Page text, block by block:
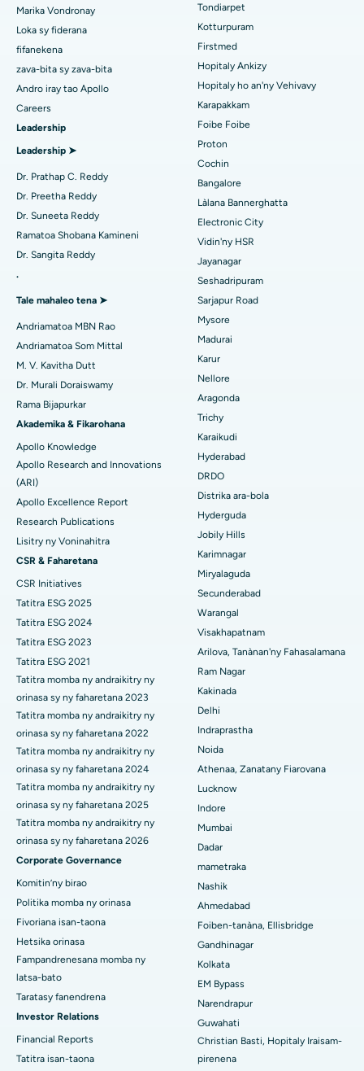
Tadiavo ny Pediatrika
Mitadiava mpitsabo hoditra
Mitadiava mpitsabo urolojika
Mitadiava mpitsabo diabeta
Mitadiava Dokotera mpitsabo aretim-
behivavy
Mitadiava Dokotera Jeneraly
Mitadiava Psikology
Mitadiava mpandidy ankapobeny
Foibe Fo Tsara Indrindra ao amin'ny Thousand Lights, Chennai
Hopitaly tsara indrindra ao Jubilee Hills, Hyderabad
Hopitaly tsara indrindra ao Tondiarpet, Chennai
Hopitaly tsara indrindra ao Kotturpuram, Chennai
Hopitaly tsara indrindra ao amin'ny Kovai Road, Karur
Hopitaly tsara indrindra ao Karapakkam, Chennai
Hopitaly tsara indrindra ao Arilova, Vizag
Hopitaly tsara indrindra ao amin'ny Lalana Kanpur, Lucknow
Hopitaly tsara indrindra ao amin'ny Sector-26, Noida
Hopitaly tsara indrindra ao Gandhinagar, Ahmedabad
Hopitaly tsara indrindra ao Aragonda, Andhra Pradesh
Hopitaly tsara indrindra ao amin'ny Bannerghatta Road,
Bangalore
Hopitaly tsara indrindra ao amin'ny Unit-15, Bhubaneswar
Hopitaly tsara indrindra ao amin'ny Seepat Road, Bilaspur
Hopitaly tsara indrindra ao Ellisbridge, Ahmedabad
Hopitaly tsara indrindra ao New Delhi
Hopitaly tsara indrindra ao amin'ny DRDO, Hyderabad
Hopitaly tsara indrindra ao amin'ny GS Road, Guwahati
Hopitaly tsara indrindra ao Hyderguda, Hyderabad
Hopitaly tsara indrindra ao Vijay Nagar, Indore
Hopitaly tsara indrindra ao amin'ny Suryaraopeta Main Road,
Kakinada
Hopitaly tsara indrindra ao amin'ny Canal Circular Road, Kolkata
Hopitaly tsara indrindra ao amin'ny CBD Belapur, Navi Mumbai
Hopitaly tsara indrindra ao Panchavati, Nashik
Hopitaly tsara indrindra ao Secunderabad, Hyderabad
Hopitaly tsara indrindra any Seshadripuram, Bangalore
Hopitaly tsara indrindra ao Waltair Main Road, Visakhapatnam
Hopitaly tsara indrindra ao amin'ny lalana Subhash Nagar,
Karimnagar
Hopitaly tsara indrindra any Managari, Karaikudi
Hopitaly tsara indrindra ao Arepally, Warangal
Hopitaly tsara indrindra ao amin'ny Arera Colony, Bhopal
Hopitaly tsara indrindra any Jayanagar, Bangalore
Liposuction
Coronary Angiogram
Transcatheter Aortic Valve fanoloana
MitraClip Valve Repair
Fandidiana cardiac invasive kely indrindra
Catheter Ablation
Fanoloana ny soroka
Embolization ny lalan-dra
Fandidiana homamiadana amin'ny nono
Brachytherapy
Colonoscopy
Polypectomy
Fampiroboroboana ny ati-doha
Biopsy voa
Parathyroidectomy
Cytoreductive fandidiana
Fanoloana lohalika manontolo seramika
ERCP
Marika Vondronay
Loka sy fiderana
fifanekena
zava-bita sy zava-bita
Andro iray tao Apollo
Careers
Leadership
Leadership ➤
Dr. Prathap C. Reddy
Dr. Preetha Reddy
Dr. Suneeta Reddy
Ramatoa Shobana Kamineni
Dr. Sangita Reddy
.
Tale mahaleo tena ➤
Andriamatoa MBN Rao
Andriamatoa Som Mittal
M. V. Kavitha Dutt
Dr. Murali Doraiswamy
Rama Bijapurkar
Akademika & Fikarohana
Apollo Knowledge
Apollo Research and Innovations
(ARI)
Apollo Excellence Report
Research Publications
Lisitry ny Voninahitra
CSR & Faharetana
CSR Initiatives
Tatitra ESG 2025
Tatitra ESG 2024
Tatitra ESG 2023
Tatitra ESG 2021
Tatitra momba ny andraikitry ny
orinasa sy ny faharetana 2023
Tatitra momba ny andraikitry ny
orinasa sy ny faharetana 2022
Tatitra momba ny andraikitry ny
orinasa sy ny faharetana 2024
Tatitra momba ny andraikitry ny
orinasa sy ny faharetana 2025
Tatitra momba ny andraikitry ny
orinasa sy ny faharetana 2026
Corporate Governance
Komitin’ny birao
Politika momba ny orinasa
Fivoriana isan-taona
Hetsika orinasa
Fampandrenesana momba ny
latsa-bato
Taratasy fanendrena
Investor Relations
Financial Reports
Tatitra isan-taona
Tondiarpet
Kotturpuram
Firstmed
Hopitaly Ankizy
Hopitaly ho an'ny Vehivavy
Karapakkam
Foibe Foibe
Proton
Cochin
Bangalore
Làlana Bannerghatta
Electronic City
Vidin'ny HSR
Jayanagar
Seshadripuram
Sarjapur Road
Mysore
Madurai
Karur
Nellore
Aragonda
Trichy
Karaikudi
Hyderabad
DRDO
Distrika ara-bola
Hyderguda
Jobily Hills
Karimnagar
Miryalaguda
Secunderabad
Warangal
Visakhapatnam
Arilova, Tanànan'ny Fahasalamana
Ram Nagar
Kakinada
Delhi
Indraprastha
Noida
Athenaa, Zanatany Fiarovana
Lucknow
Indore
Mumbai
Dadar
mametraka
Nashik
Ahmedabad
Foiben-tanàna, Ellisbridge
Gandhinagar
Kolkata
EM Bypass
Narendrapur
Guwahati
Christian Basti, Hopitaly Iraisam-
pirenena